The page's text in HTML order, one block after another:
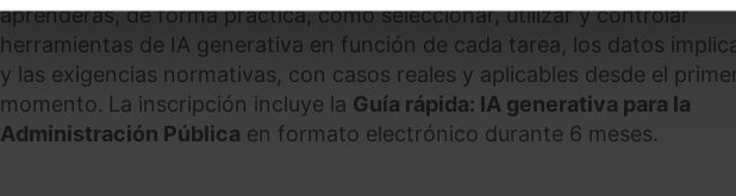
aprenderás, de forma práctica, cómo seleccionar, utilizar y controlar
herramientas de IA generativa en función de cada tarea, los datos
y las exigencias normativas, con casos reales y aplicables desde el
momento. La inscripción incluye la Guía rápida: IA generativa para la
Administración Pública en formato electrónico durante 6 meses.